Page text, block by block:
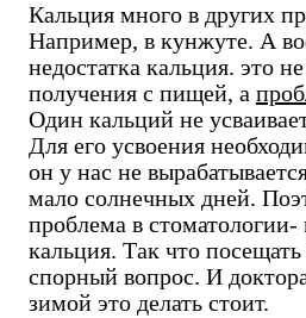
Кальция много в других
Например, в кунжуте. А
недостатка кальция. это
получения с пищей, а
Один кальций не
Для его усвоения
он у нас не
мало солнечных дней.
проблема в стоматологии-
кальция. Так что
спорный вопрос. И
зимой это делать стоит.